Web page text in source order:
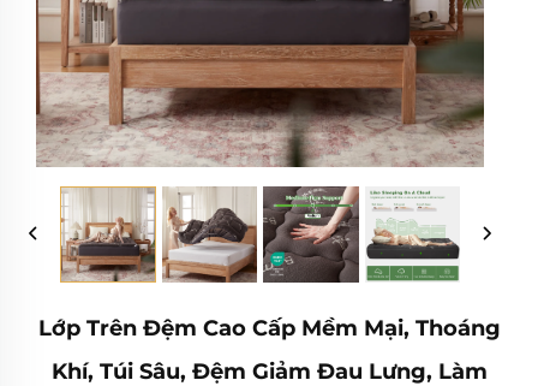
Lớp Trên Đệm Cao Cấp Mềm Mại, Thoáng
Khí, Túi Sâu, Đệm Giảm Đau Lưng, Làm